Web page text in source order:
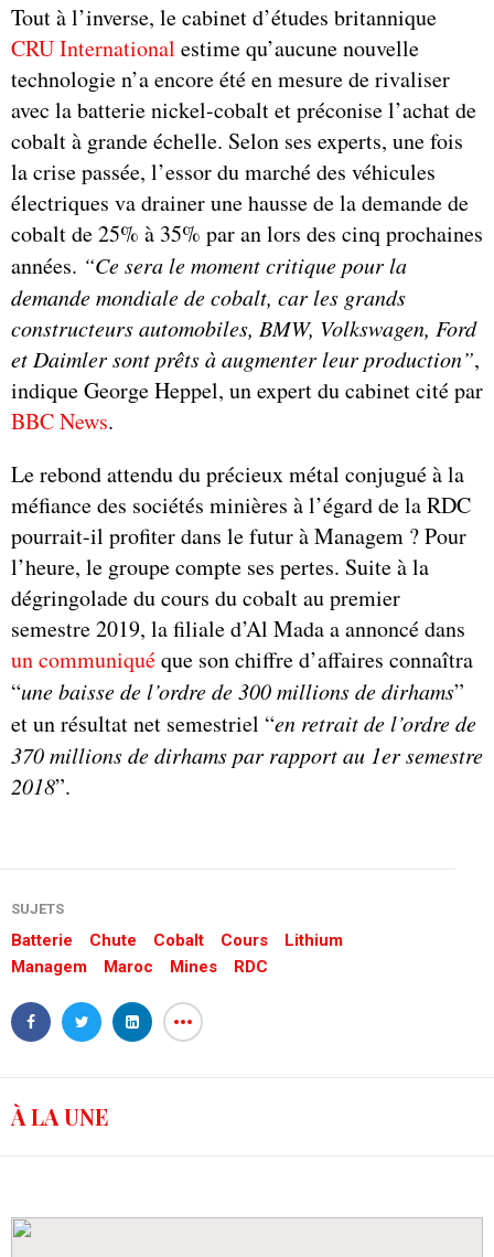
Tout à l’inverse, le cabinet d’études britannique
CRU International estime qu’aucune nouvelle
technologie n’a encore été en mesure de rivaliser
avec la batterie nickel-cobalt et préconise l’achat de
cobalt à grande échelle. Selon ses experts, une fois
la crise passée, l’essor du marché des véhicules
électriques va drainer une hausse de la demande de
cobalt de 25% à 35% par an lors des cinq prochaines
années. “Ce sera le moment critique pour la
demande mondiale de cobalt, car les grands
constructeurs automobiles, BMW, Volkswagen, Ford
et Daimler sont prêts à augmenter leur production”,
indique George Heppel, un expert du cabinet cité par
BBC News.
Le rebond attendu du précieux métal conjugué à la
méfiance des sociétés minières à l’égard de la RDC
pourrait-il profiter dans le futur à Managem ? Pour
l’heure, le groupe compte ses pertes. Suite à la
dégringolade du cours du cobalt au premier
semestre 2019, la filiale d’Al Mada a annoncé dans
un communiquéque son chiffre d’affaires connaîtra
“une baisse de l’ordre de 300 millions de dirhams”
et un résultat net semestriel “en retrait de l’ordre de
370 millions de dirhams par rapport au 1er semestre
2018”.
SUJETS
Batterie Chute Cobalt Cours
Lithium
Managem
Maroc Mines RDC
À LA UNE